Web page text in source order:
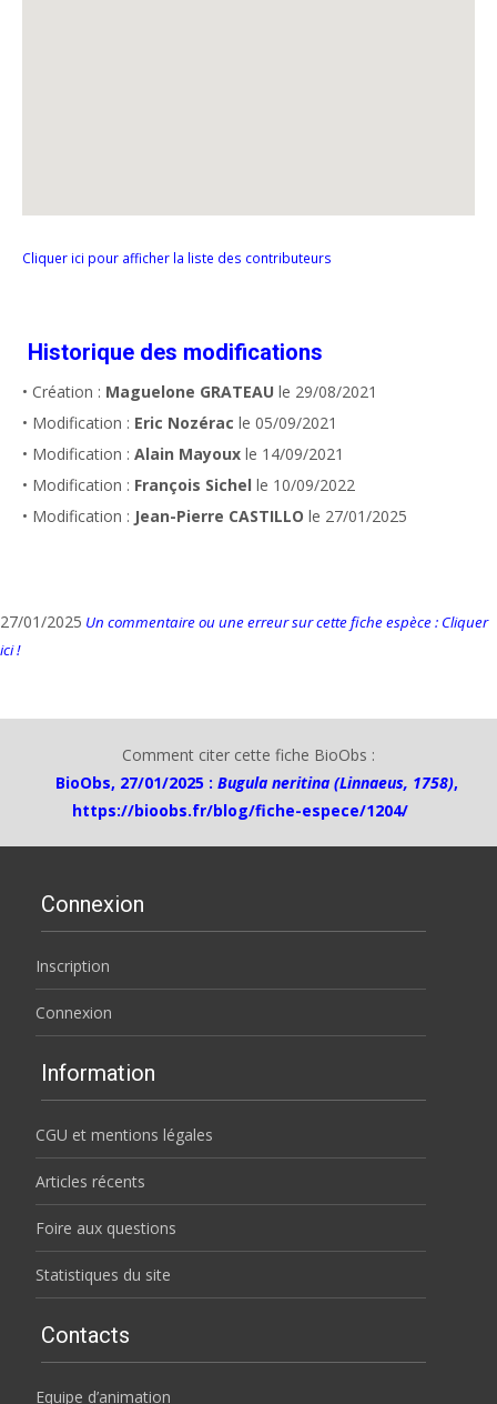
Cliquer ici pour afficher la liste des contributeurs
Historique des modifications
• Création : Maguelone GRATEAU le 29/08/2021
• Modification : Eric Nozérac le 05/09/2021
• Modification : Alain Mayoux le 14/09/2021
• Modification : François Sichel le 10/09/2022
• Modification : Jean-Pierre CASTILLO le 27/01/2025
27/01/2025 Un commentaire ou une erreur sur cette fiche espèce : Cliquer
ici !
Comment citer cette fiche BioObs :
BioObs, 27/01/2025 : Bugula neritina (Linnaeus, 1758),
https://bioobs.fr/blog/fiche-espece/1204/
Connexion
Inscription
Connexion
Information
CGU et mentions légales
Articles récents
Foire aux questions
Statistiques du site
Contacts
Equipe d’animation